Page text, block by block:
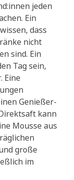
jeden
Ein
dass
nicht
sind. Ein
Tag sein,
Eine
Genießer-
kann
Mousse aus
große
im